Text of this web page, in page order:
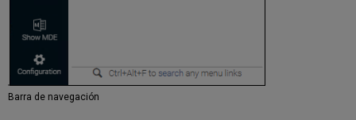
Barra de navegación